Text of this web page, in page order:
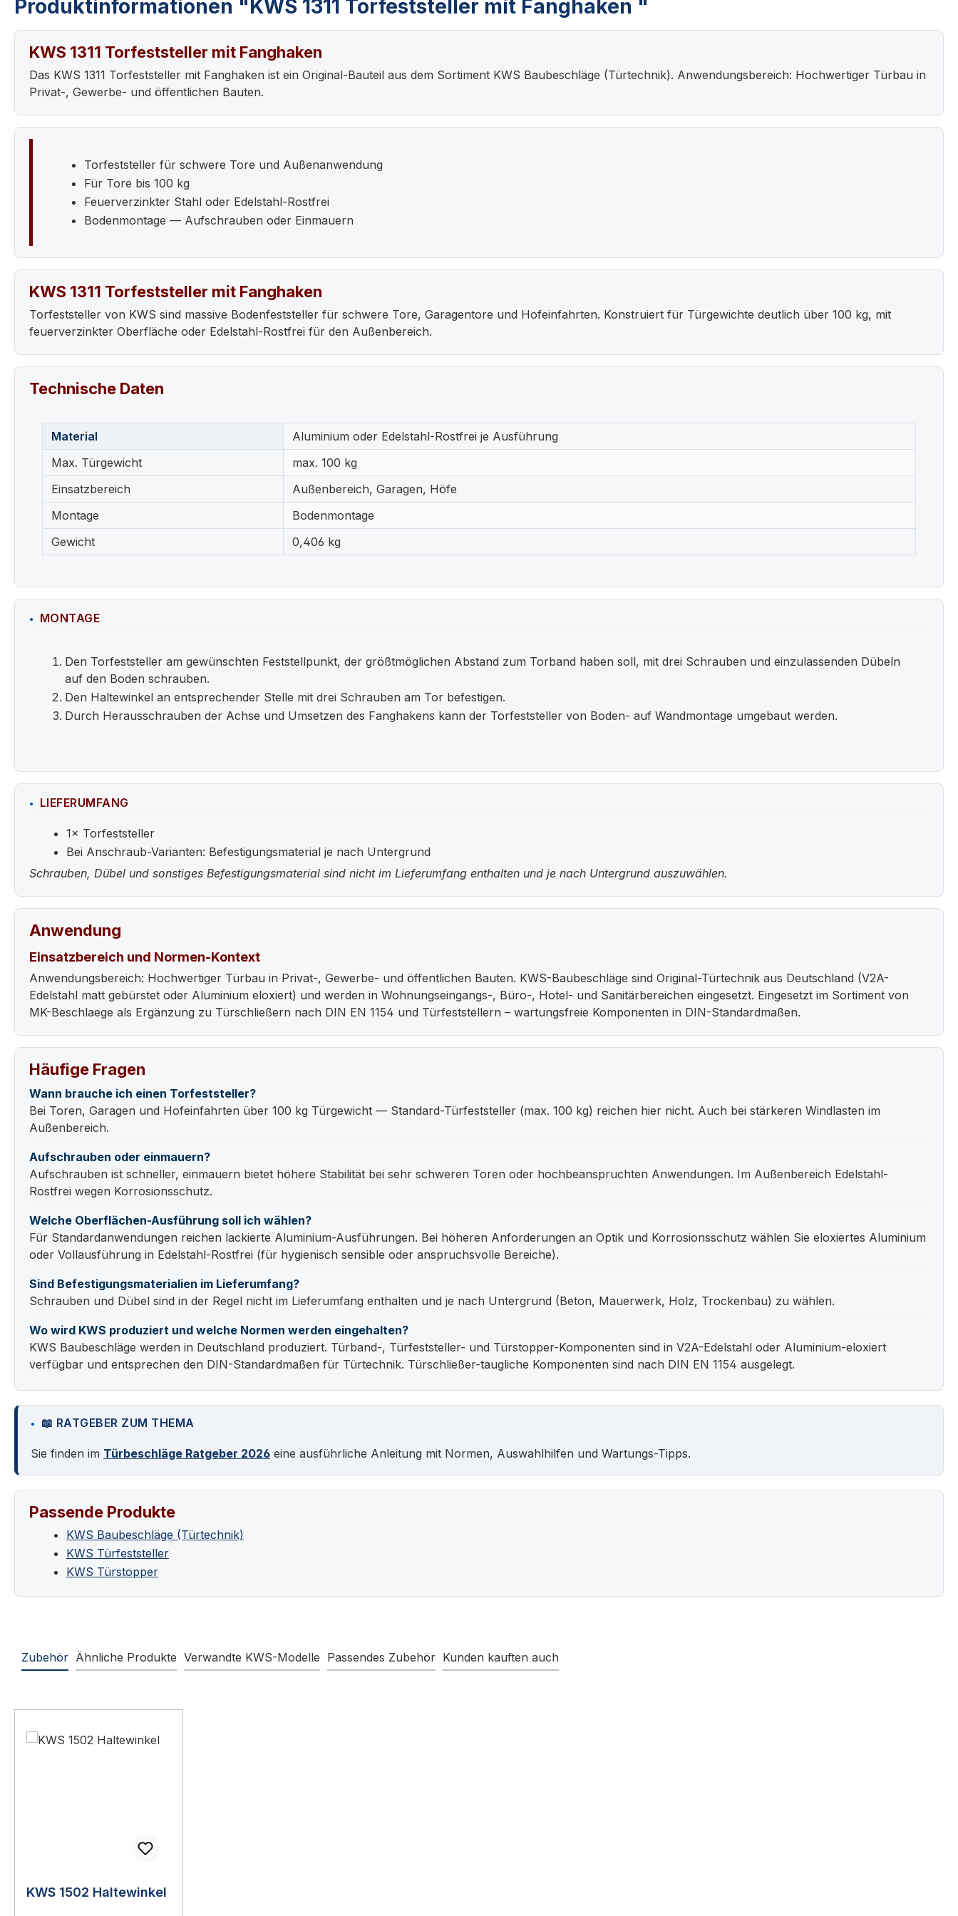
Produktinformationen "KWS 1311 Torfeststeller mit Fanghaken "
KWS 1311 Torfeststeller mit Fanghaken
Das KWS 1311 Torfeststeller mit Fanghaken ist ein Original-Bauteil aus dem Sortiment KWS Baubeschläge (Türtechnik). Anwendungsbereich: Hochwertiger Türbau in
Privat-, Gewerbe- und öffentlichen Bauten.
Torfeststeller für schwere Tore und Außenanwendung
Für Tore bis 100 kg
Feuerverzinkter Stahl oder Edelstahl-Rostfrei
Bodenmontage — Aufschrauben oder Einmauern
KWS 1311 Torfeststeller mit Fanghaken
Torfeststeller von KWS sind massive Bodenfeststeller für schwere Tore, Garagentore und Hofeinfahrten. Konstruiert für Türgewichte deutlich über 100 kg, mit
feuerverzinkter Oberfläche oder Edelstahl-Rostfrei für den Außenbereich.
Technische Daten
Material
Aluminium oder Edelstahl-Rostfrei je Ausführung
Max. Türgewicht
max. 100 kg
Einsatzbereich
Außenbereich, Garagen, Höfe
Montage
Bodenmontage
Gewicht
0,406 kg
MONTAGE
Den Torfeststeller am gewünschten Feststellpunkt, der größtmöglichen Abstand zum Torband haben soll, mit drei Schrauben und einzulassenden Dübeln
auf den Boden schrauben.
Den Haltewinkel an entsprechender Stelle mit drei Schrauben am Tor befestigen.
Durch Herausschrauben der Achse und Umsetzen des Fanghakens kann der Torfeststeller von Boden- auf Wandmontage umgebaut werden.
LIEFERUMFANG
1× Torfeststeller
Bei Anschraub-Varianten: Befestigungsmaterial je nach Untergrund
Schrauben, Dübel und sonstiges Befestigungsmaterial sind nicht im Lieferumfang enthalten und je nach Untergrund auszuwählen.
Anwendung
Einsatzbereich und Normen-Kontext
Anwendungsbereich: Hochwertiger Türbau in Privat-, Gewerbe- und öffentlichen Bauten. KWS-Baubeschläge sind Original-Türtechnik aus Deutschland (V2A-
Edelstahl matt gebürstet oder Aluminium eloxiert) und werden in Wohnungseingangs-, Büro-, Hotel- und Sanitärbereichen eingesetzt. Eingesetzt im Sortiment von
MK-Beschlaege als Ergänzung zu Türschließern nach DIN EN 1154 und Türfeststellern – wartungsfreie Komponenten in DIN-Standardmaßen.
Häufige Fragen
Wann brauche ich einen Torfeststeller?
Bei Toren, Garagen und Hofeinfahrten über 100 kg Türgewicht — Standard-Türfeststeller (max. 100 kg) reichen hier nicht. Auch bei stärkeren Windlasten im
Außenbereich.
Aufschrauben oder einmauern?
Aufschrauben ist schneller, einmauern bietet höhere Stabilität bei sehr schweren Toren oder hochbeanspruchten Anwendungen. Im Außenbereich Edelstahl-
Rostfrei wegen Korrosionsschutz.
Welche Oberflächen-Ausführung soll ich wählen?
Für Standardanwendungen reichen lackierte Aluminium-Ausführungen. Bei höheren Anforderungen an Optik und Korrosionsschutz wählen Sie eloxiertes Aluminium
oder Vollausführung in Edelstahl-Rostfrei (für hygienisch sensible oder anspruchsvolle Bereiche).
Sind Befestigungsmaterialien im Lieferumfang?
Schrauben und Dübel sind in der Regel nicht im Lieferumfang enthalten und je nach Untergrund (Beton, Mauerwerk, Holz, Trockenbau) zu wählen.
Wo wird KWS produziert und welche Normen werden eingehalten?
KWS Baubeschläge werden in Deutschland produziert. Türband-, Türfeststeller- und Türstopper-Komponenten sind in V2A-Edelstahl oder Aluminium-eloxiert
verfügbar und entsprechen den DIN-Standardmaßen für Türtechnik. Türschließer-taugliche Komponenten sind nach DIN EN 1154 ausgelegt.
📖 RATGEBER ZUM THEMA
Sie finden im Türbeschläge Ratgeber 2026 eine ausführliche Anleitung mit Normen, Auswahlhilfen und Wartungs-Tipps.
Passende Produkte
KWS Baubeschläge (Türtechnik)
KWS Türfeststeller
KWS Türstopper
Zubehör Ähnliche Produkte Verwandte KWS-Modelle Passendes Zubehör Kunden kauften auch
KWS 1502 Haltewinkel